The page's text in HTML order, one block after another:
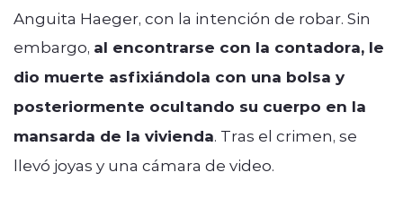
Anguita Haeger, con la intención de robar. Sin
embargo, al encontrarse con la contadora, le
dio muerte asfixiándola con una bolsa y
posteriormente ocultando su cuerpo en la
mansarda de la vivienda. Tras el crimen, se
llevó joyas y una cámara de video.